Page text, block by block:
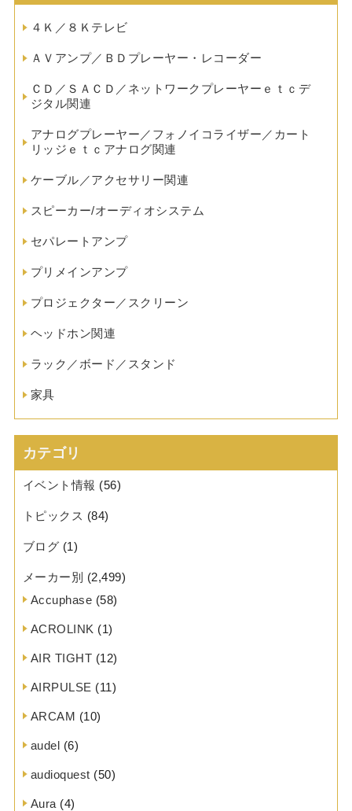
４Ｋ／８Ｋテレビ
ＡＶアンプ／ＢＤプレーヤー・レコーダー
ＣＤ／ＳＡＣＤ／ネットワークプレーヤーｅｔｃデ
ジタル関連
アナログプレーヤー／フォノイコライザー／カート
リッジｅｔｃアナログ関連
ケーブル／アクセサリー関連
スピーカー/オーディオシステム
セパレートアンプ
プリメインアンプ
プロジェクター／スクリーン
ヘッドホン関連
ラック／ボード／スタンド
家具
カテゴリ
イベント情報 (56)
トピックス (84)
ブログ (1)
メーカー別 (2,499)
Accuphase (58)
ACROLINK (1)
AIR TIGHT (12)
AIRPULSE (11)
ARCAM (10)
audel (6)
audioquest (50)
Aura (4)